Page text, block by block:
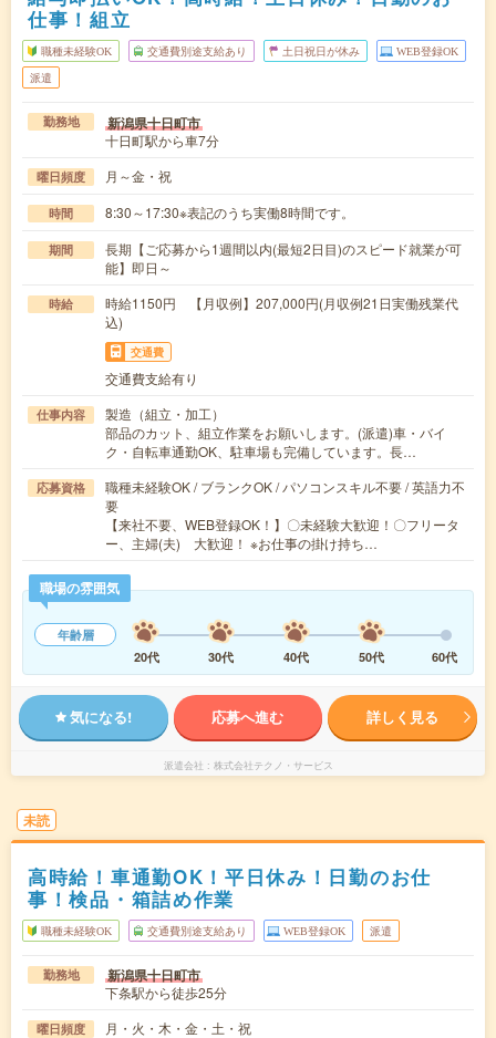
仕事！組立
職種未経験OK 交通費別途支給あり 土日祝日が休み WEB登録OK
派遣
勤務地 新潟県十日町市
十日町駅から車7分
曜日頻度 月～金・祝
時間 8:30～17:30※表記のうち実働8時間です。
期間
長期【ご応募から1週間以内(最短2日目)のスピード就業が可
能】即日～
時給
時給1150円 【月収例】207,000円(月収例21日実働残業代
込)
交通費
交通費支給有り
仕事内容
製造（組立・加工）
部品のカット、組立作業をお願いします。(派遣)車・バイ
ク・自転車通勤OK、駐車場も完備しています。長…
応募資格
職種未経験OK / ブランクOK / パソコンスキル不要 / 英語力不
要
【来社不要、WEB登録OK！】〇未経験大歓迎！〇フリータ
ー、主婦(夫) 大歓迎！ ※お仕事の掛け持ち…
職場の雰囲気
年齢層
20代
30代 40代 50代 60代
気になる! 応募へ進む 詳しく見る
派遣会社 株式会社テクノ・サービス
未読
高時給！車通勤OK！平日休み！日勤のお仕
事！検品・箱詰め作業
職種未経験OK 交通費別途支給あり WEB登録OK 派遣
勤務地 新潟県十日町市
下条駅から徒歩25分
曜日頻度 月・火・木・金・土・祝